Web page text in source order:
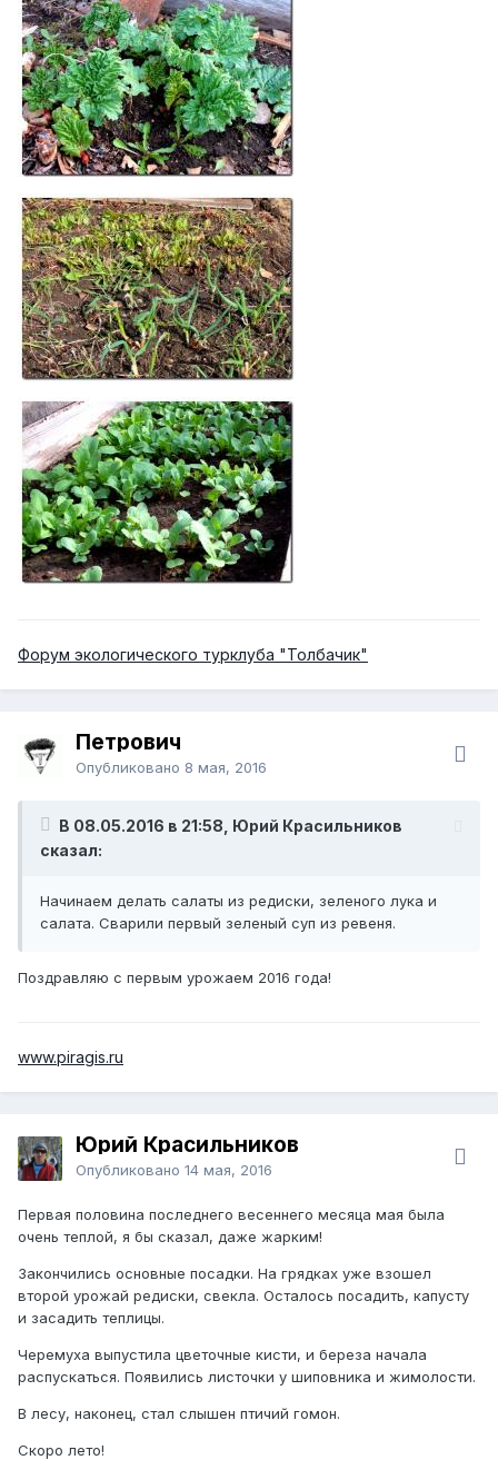
Форум экологического турклуба "Толбачик"
Петрович
Опубликовано 8 мая, 2016
В 08.05.2016 в 21:58, Юрий Красильников
сказал:
Начинаем делать салаты из редиски, зеленого лука и
салата. Сварили первый зеленый суп из ревеня.
Поздравляю с первым урожаем 2016 года!
www.piragis.ru
Юрий Красильников
Опубликовано 14 мая, 2016
Первая половина последнего весеннего месяца мая была
очень теплой, я бы сказал, даже жарким!
Закончились основные посадки. На грядках уже взошел
второй урожай редиски, свекла. Осталось посадить, капусту
и засадить теплицы.
Черемуха выпустила цветочные кисти, и береза начала
распускаться. Появились листочки у шиповника и жимолости.
В лесу, наконец, стал слышен птичий гомон.
Скоро лето!